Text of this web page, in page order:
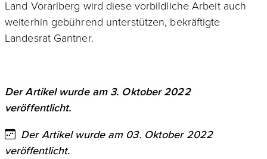
Land Vorarlberg wird diese vorbildliche Arbeit auch
weiterhin gebührend unterstützen, bekräftigte
Landesrat Gantner.
Der Artikel wurde am 3. Oktober 2022
veröffentlicht.
Der Artikel wurde am 03. Oktober 2022
veröffentlicht.